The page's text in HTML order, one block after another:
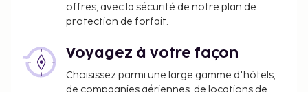
petit déjeuner inclus.
l'hébergement nous a fait part.
Le petit déjeuner continental coûte environ
7 USD par adulte et environ 6 USD par enfant.
offres, avec la sécurité de notre plan de
protection de forfait.
Voyagez à votre façon
Choisissez parmi une large gamme d'hôtels,